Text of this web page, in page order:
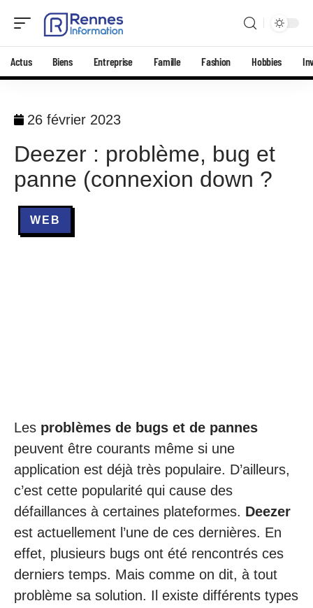
Actus Biens Entreprise Famille Fashion Hobbies
26 février 2023
Deezer : problème, bug et
panne (connexion down ?
WEB
Les problèmes de bugs et de pannes
peuvent être courants même si une
application est déjà très populaire. D’ailleurs,
c’est cette popularité qui cause des
défaillances à certaines plateformes. Deezer
est actuellement l’une de ces dernières. En
effet, plusieurs bugs ont été rencontrés ces
derniers temps. Mais comme on dit, à tout
problème sa solution. Il existe différents types